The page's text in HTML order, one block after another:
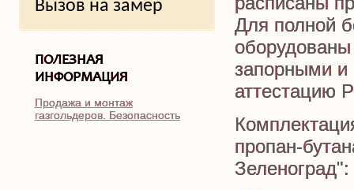
Вызов на замер
ПОЛЕЗНАЯ
ИНФОРМАЦИЯ
Продажа и монтаж
газгольдеров. Безопасность
Для полной
запорными и
аттестацию
пропан-
Зеленоград":